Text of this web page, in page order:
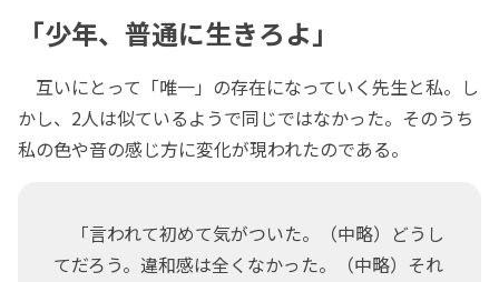
「少年、普通に生きろよ」
互いにとって「唯一」の存在になっていく先生と私。し
かし、2人は似ているようで同じではなかった。そのうち
私の色や音の感じ方に変化が現われたのである。
「言われて初めて気がついた。（中略）どうし
てだろう。違和感は全くなかった。（中略）それ